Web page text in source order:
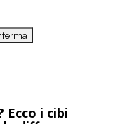
Ecco i cibi